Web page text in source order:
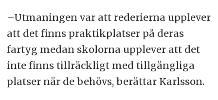
–Utmaningen var att rederierna upplever
att det finns praktikplatser på deras
fartyg medan skolorna upplever att det
inte finns tillräckligt med tillgängliga
platser när de behövs, berättar Karlsson.